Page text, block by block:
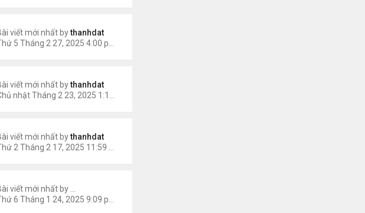
viết mới nhất bythanhdat
viết mới nhất bythanhdat
viết mới nhất bythanhdat